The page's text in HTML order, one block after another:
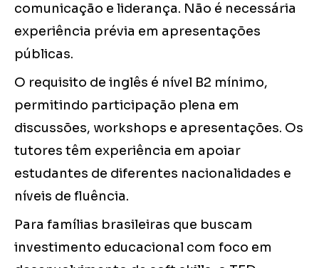
comunicação e liderança. Não é necessária
experiência prévia em apresentações
públicas.
O requisito de inglês é nível B2 mínimo,
permitindo participação plena em
discussões, workshops e apresentações. Os
tutores têm experiência em apoiar
estudantes de diferentes nacionalidades e
níveis de fluência.
Para famílias brasileiras que buscam
investimento educacional com foco em